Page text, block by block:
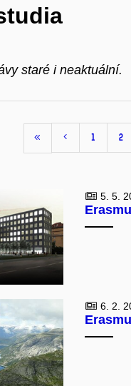
staré i neaktuální.
1 2
5. 5.
6. 2.